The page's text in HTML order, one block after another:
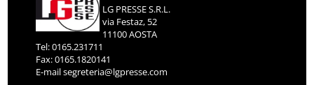
LG PRESSE S.R.L.
via Festaz, 52
11100 AOSTA
Tel: 0165.231711
Fax: 0165.1820141
E-mailsegreteria@lgpresse.com